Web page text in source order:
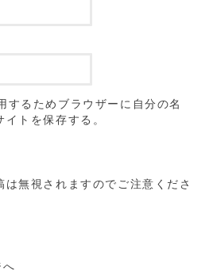
するためブラウザーに自分の名
トを保存する。
は無視されますのでご注意くださ
へ